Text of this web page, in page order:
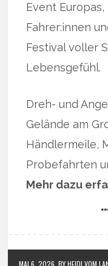
Event
Fahrer:innen
Festival voller
Lebensgefühl.
Dreh- und
Gelände am
Händlermeile,
Probefahrten
Mehr dazu